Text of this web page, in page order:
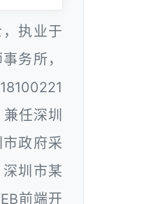
执业于
务所，
任深圳
政府采
圳市某
前端开